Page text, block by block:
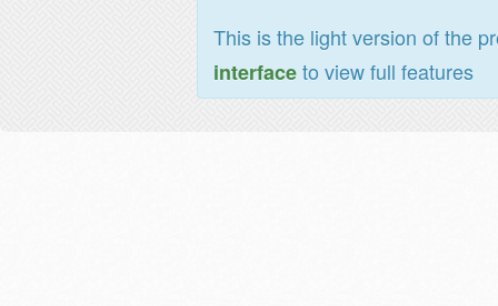
This is the light version of the
interfaceto view full features